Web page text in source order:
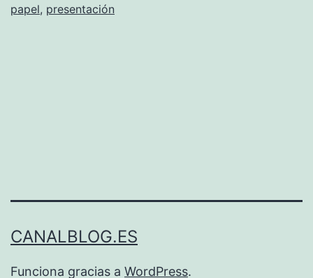
papel, presentación
CANALBLOG.ES
Funciona gracias a WordPress.